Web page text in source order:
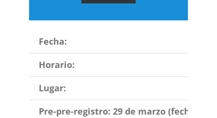
Fecha:
Horario:
Lugar:
Pre-pre-registro: 29 de marzo (fecha